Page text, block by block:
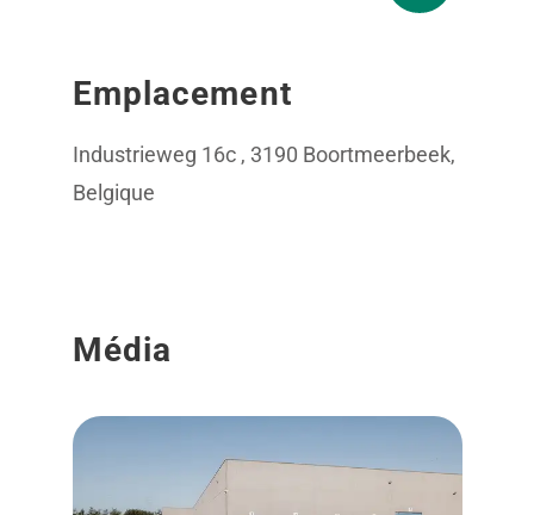
Emplacement
Industrieweg 16c , 3190 Boortmeerbeek,
Belgique
Média